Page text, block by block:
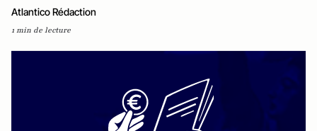
Atlantico Rédaction
1 min de lecture